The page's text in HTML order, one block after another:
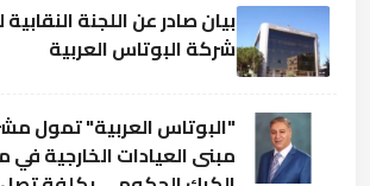
بيان صادر عن اللجنة
شركة البوتاس العربية
"البوتاس العربية" تمول
مبنى العيادات الخارجية